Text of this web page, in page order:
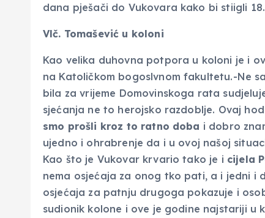
dana pješači do Vukovara kako bi stiigli
Vlč. Tomašević u koloni
Kao velika duhovna potpora u koloni je i
na Katoličkom bogoslvnom fakultetu.-Ne
bila za vrijeme Domovinskoga rata
sjećanja ne to herojsko razdoblje. Ovaj
smo prošli kroz to ratno doba i dobro
ujedno i ohrabrenje da i u ovoj našoj
Kao što je Vukovar krvario tako je i cijela
nema osjećaja za onog tko pati, a i jedni i
osjećaja za patnju drugoga pokazuje i
sudionik kolone i ove je godine najstariji u